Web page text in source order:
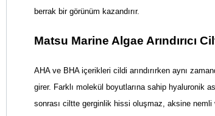
berrak bir görünüm kazandırır.
Matsu Marine Algae Arındırıcı
AHA ve BHA içerikleri cildi arındırırken aynı
girer. Farklı molekül boyutlarına sahip hyaluronik
sonrası ciltte gerginlik hissi oluşmaz, aksine nemli